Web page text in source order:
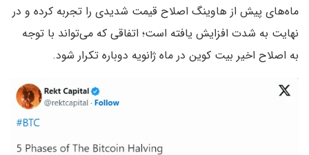
ماه‌های پیش از هاوینگ اصلاح قیمت شدیدی را تجربه کرده و در
نهایت به شدت افزایش یافته است؛ اتفاقی که می‌تواند با توجه
به اصلاح اخیر بیت کوین در ماه ژانویه دوباره تکرار شود.